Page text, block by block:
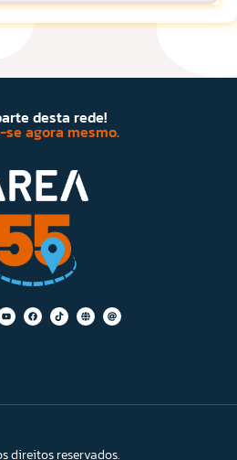
desta rede!
agora mesmo.
direitos reservados.